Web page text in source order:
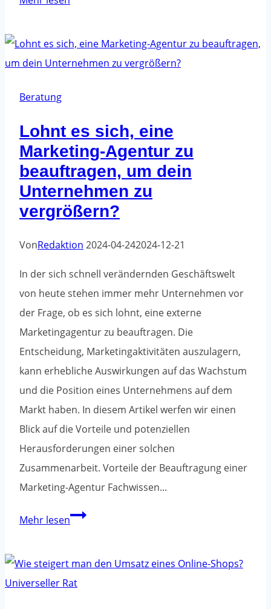
Geschäft
zu
verwalten
und
deine
zu
optimieren?
Beratung
Lohnt es sich, eine
Marketing-Agentur zu
beauftragen, um dein
Unternehmen zu
vergrößern?
VonRedaktion 2024-04-242024-12-21
In der sich schnell verändernden Geschäftswelt
von heute stehen immer mehr Unternehmen vor
der Frage, ob es sich lohnt, eine externe
Marketingagentur zu beauftragen. Die
Entscheidung, Marketingaktivitäten auszulagern,
kann erhebliche Auswirkungen auf das Wachstum
und die Position eines Unternehmens auf dem
Markt haben. In diesem Artikel werfen wir einen
Blick auf die Vorteile und potenziellen
Herausforderungen einer solchen
Zusammenarbeit. Vorteile der Beauftragung einer
Marketing-Agentur Fachwissen...
Mehr lesenLohnt